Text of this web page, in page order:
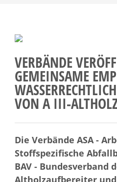
VERBÄNDE
GEMEINSAME
VON A III-
Die Verbände ASA -
Stoffspezifische
BAV - Bundesverband
Altholzaufbereiter